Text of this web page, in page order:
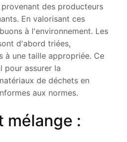
des producteurs
En valorisant ces
à l'environnement. Les
d'abord triées,
à une taille appropriée. Ce
pour assurer la
de déchets en
aux normes.
mélange :